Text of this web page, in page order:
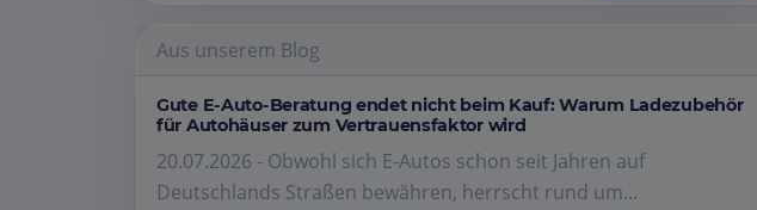
Aus unserem Blog
Gute E-Auto-Beratung endet nicht beim Kauf: Warum Ladezubehör
für Autohäuser zum Vertrauensfaktor wird
20.07.2026 - Obwohl sich E-Autos schon seit Jahren auf
Deutschlands Straßen bewähren, herrscht rund um...